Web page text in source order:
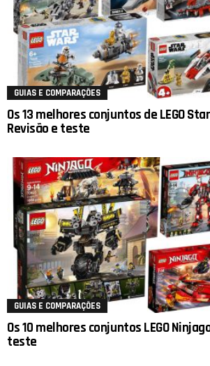
GUIAS E COMPARAÇÕES
Os 13 melhores conjuntos de LEGO
Revisão e teste
GUIAS E COMPARAÇÕES
Os 10 melhores conjuntos LEGO
teste